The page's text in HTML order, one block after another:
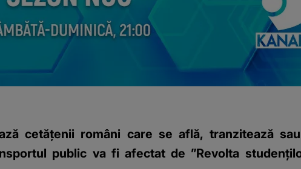
cetăţenii români care se află, tranzitează
public va fi afectat de ”Revolta